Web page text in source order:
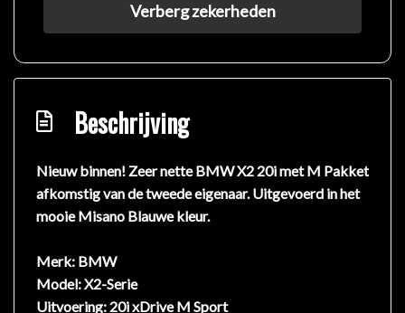
Verberg zekerheden
Beschrijving
Nieuw binnen! Zeer nette BMW X2 20i met M Pakket
afkomstig van de tweede eigenaar. Uitgevoerd in het
mooie Misano Blauwe kleur.
Merk: BMW
Model:X2-Serie
Uitvoering: 20i xDrive M Sport